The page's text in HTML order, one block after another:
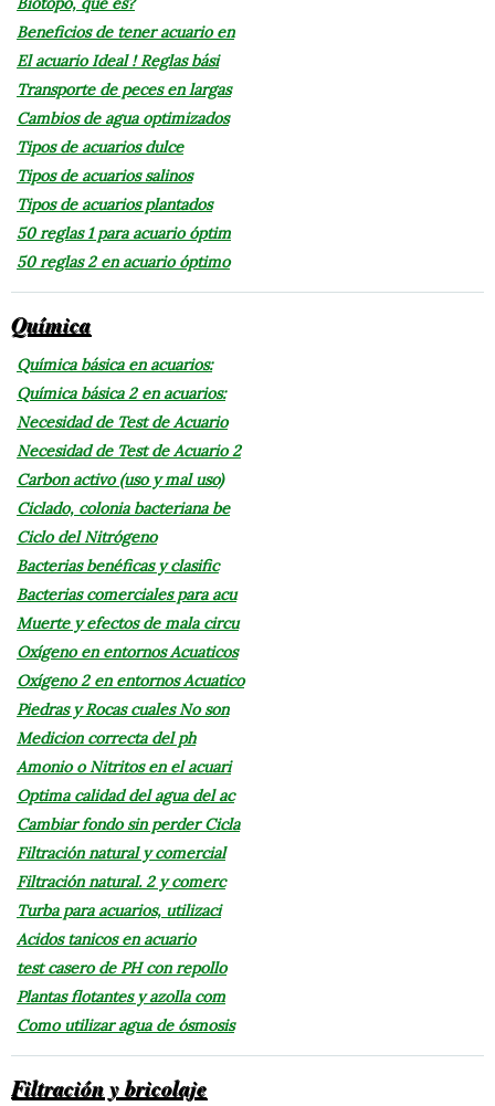
Beneficios de tener acuario en
El acuario Ideal ! Reglas bási
Transporte de peces en largas
Cambios de agua optimizados
Tipos de acuarios dulce
Tipos de acuarios salinos
Tipos de acuarios plantados
50 reglas 1 para acuario óptim
50 reglas 2 en acuario óptimo
Química
Química básica en acuarios:
Química básica 2 en acuarios:
Necesidad de Test de Acuario
Necesidad de Test de Acuario 2
Carbon activo (uso y mal uso)
Ciclado, colonia bacteriana be
Ciclo del Nitrógeno
Bacterias benéficas y clasific
Bacterias comerciales para acu
Muerte y efectos de mala circu
Oxígeno en entornos Acuaticos
Oxígeno 2 en entornos Acuatico
Piedras y Rocas cuales No son
Medicion correcta del ph
Amonio o Nitritos en el acuari
Optima calidad del agua del ac
Cambiar fondo sin perder Cicla
Filtración natural y comercial
Filtración natural. 2 y comerc
Turba para acuarios, utilizaci
Acidos tanicos en acuario
test casero de PH con repollo
Plantas flotantes y azolla com
Como utilizar agua de ósmosis
Filtración y bricolaje